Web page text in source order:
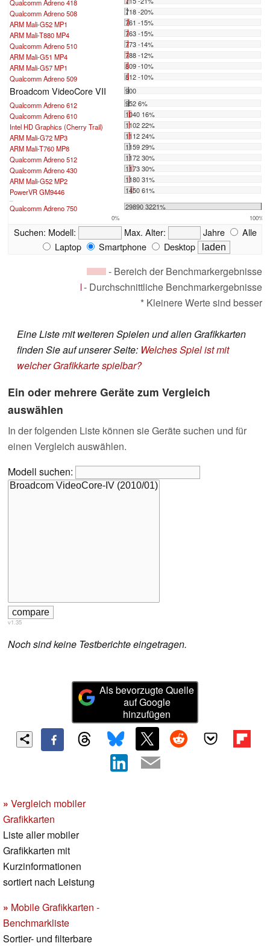
Qualcomm Adreno 418
Qualcomm Adreno 508
718 -20%
ARM Mali-G52 MP1
761 -15%
ARM Mali-T880 MP4
763 -15%
Qualcomm Adreno 510
773 -14%
ARM Mali-G51 MP4
788 -12%
ARM Mali-G57 MP1
809 -10%
Qualcomm Adreno 509
812 -10%
Broadcom VideoCore VII
900
Qualcomm Adreno 612
952 6%
Qualcomm Adreno 610
1040 16%
Intel HD Graphics (Cherry Trail)
1102 22%
ARM Mali-G72 MP3
1112 24%
ARM Mali-T760 MP8
1159 29%
Qualcomm Adreno 512
1172 30%
Qualcomm Adreno 430
1173 30%
ARM Mali-G52 MP2
1180 31%
PowerVR GM9446
1450 61%
...
Qualcomm Adreno 750 29890 3221%
0% 100%
Suchen: Modell: Max. Alter: Jahre
Alle
Laptop
Smartphone Desktop
- Bereich der Benchmarkergebnisse
- Durchschnittliche Benchmarkergebnisse
* Kleinere Werte sind besser
Eine Liste mit weiteren Spielen und allen Grafikkarten
finden Sie auf unserer Seite: Welches Spiel ist mit
welcher Grafikkarte spielbar?
Ein oder mehrere Geräte zum Vergleich
auswählen
In der folgenden Liste können sie Geräte suchen und für
einen Vergleich auswählen.
Modell suchen:
v1.35
Noch sind keine Testberichte eingetragen.
Als bevorzugte Quelle
auf Google
hinzufügen
» Vergleich mobiler
Grafikkarten
Liste aller mobiler
Grafikkarten mit
Kurzinformationen
sortiert nach Leistung
» Mobile Grafikkarten -
Benchmarkliste
Sortier- und filterbare